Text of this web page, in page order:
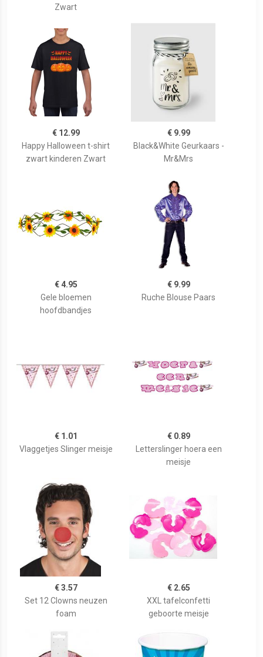
Zwart
€ 12.99
Happy Halloween t-shirt
zwart kinderen Zwart
€ 9.99
Black&White Geurkaars -
Mr&Mrs
€ 4.95
Gele bloemen
hoofdbandjes
€ 9.99
Ruche Blouse Paars
€ 1.01
Vlaggetjes Slinger meisje
€ 0.89
Letterslinger hoera een
meisje
€ 3.57
Set 12 Clowns neuzen
foam
€ 2.65
XXL tafelconfetti
geboorte meisje